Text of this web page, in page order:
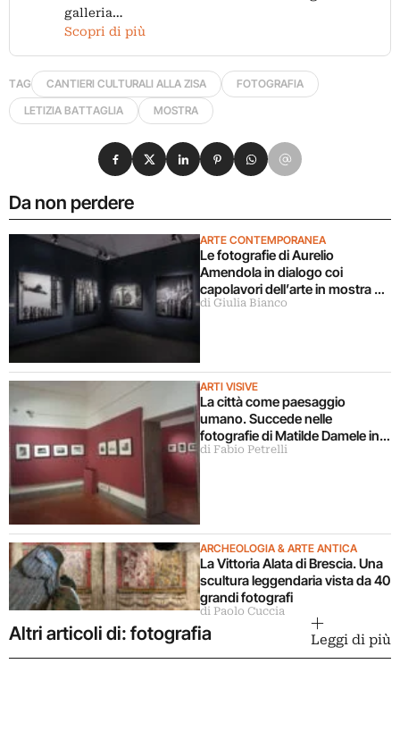
galleria…
Scopri di più
TAG CANTIERI CULTURALI ALLA ZISA
FOTOGRAFIA
LETIZIA BATTAGLIA
MOSTRA
Da non perdere
ARTE CONTEMPORANEA
Le fotografie di Aurelio
Amendola in dialogo coi
capolavori dell’arte in mostra a
Milano
di Giulia Bianco
ARTI VISIVE
La città come paesaggio
umano. Succede nelle
fotografie di Matilde Damele in
mostra a Roma
di Fabio Petrelli
ARCHEOLOGIA & ARTE ANTICA
La Vittoria Alata di Brescia. Una
scultura leggendaria vista da 40
grandi fotografi
di Paolo Cuccia
Condividi su Facebook
Condividi su X
Condividi su LinkedIn
Condividi su Pinterest
Condividi su WhatsApp
Condividi su Email
Altri articoli di: fotografia Leggi di più